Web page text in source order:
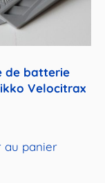
de batterie
Velocitrax
au panier